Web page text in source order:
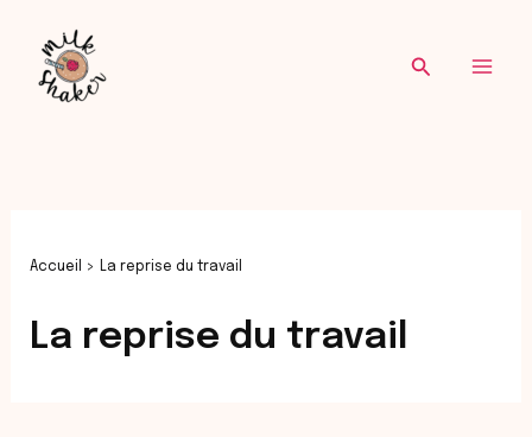
contenu
Accueil La reprise du travail
La reprise du travail